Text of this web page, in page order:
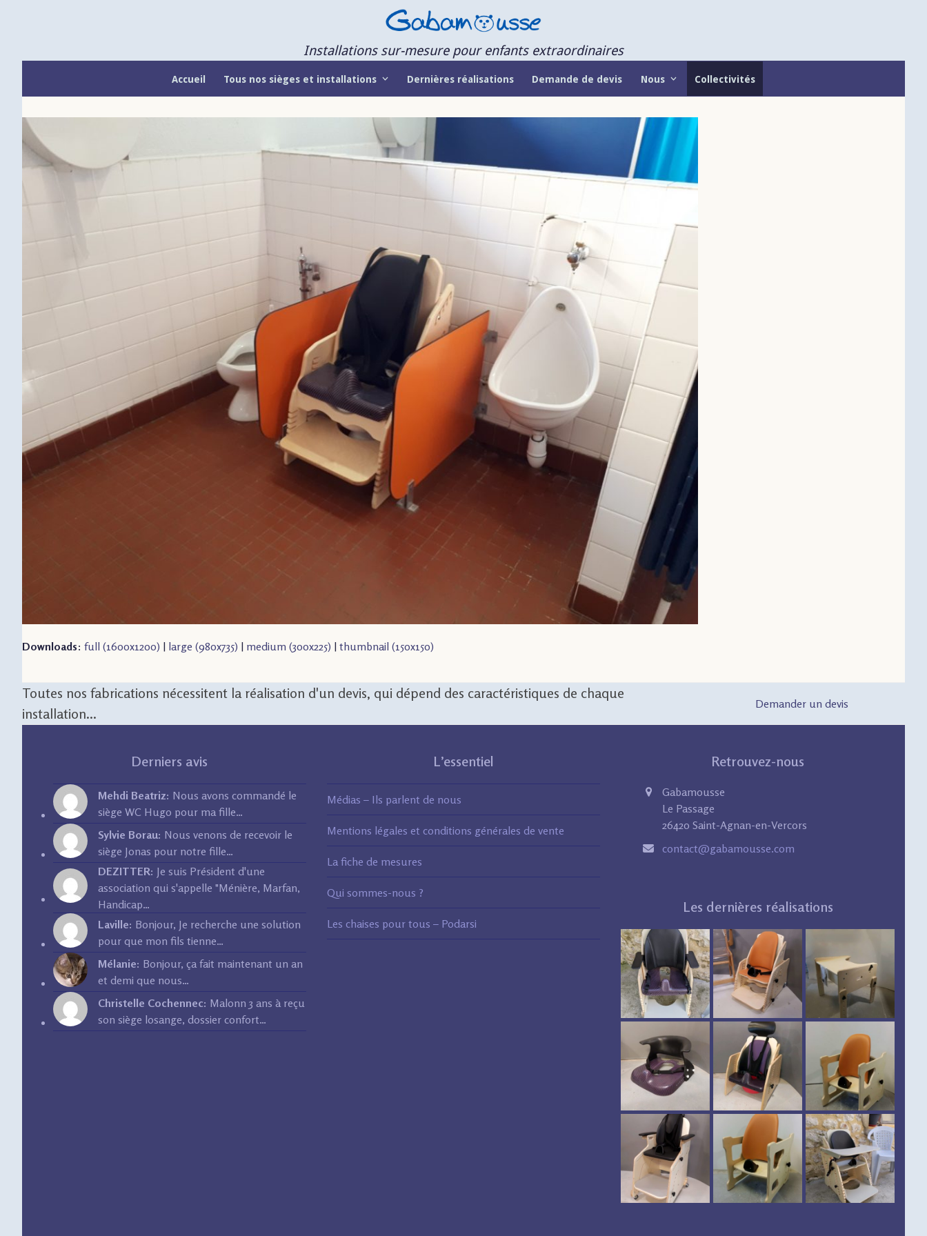
Installations sur-mesure pour enfants extraordinaires
Accueil Tous nos sièges et installations Dernières réalisations Demande de devis Nous Collectivités
Downloads: full (1600x1200) | large (980x735) | medium (300x225) | thumbnail (150x150)
Toutes nos fabrications nécessitent la réalisation d'un devis, qui dépend des caractéristiques de chaque
installation...
Demander un devis
Derniers avis
Mehdi Beatriz: Nous avons commandé le
siège WC Hugo pour ma fille…
Sylvie Borau: Nous venons de recevoir le
siège Jonas pour notre fille…
DEZITTER: Je suis Président d'une
association qui s'appelle "Ménière, Marfan,
Handicap…
Laville: Bonjour, Je recherche une solution
pour que mon fils tienne…
Mélanie: Bonjour, ça fait maintenant un an
et demi que nous…
Christelle Cochennec: Malonn 3 ans à reçu
son siège losange, dossier confort…
L’essentiel
Médias – Ils parlent de nous
Mentions légales et conditions générales de vente
La fiche de mesures
Qui sommes-nous ?
Les chaises pour tous – Podarsi
Retrouvez-nous
Gabamousse
Le Passage
26420 Saint-Agnan-en-Vercors
contact@gabamousse.com
Les dernières réalisations